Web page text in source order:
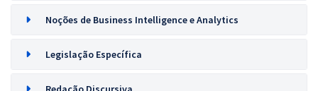
Noções de Business Intelligence e Analytics
Legislação Específica